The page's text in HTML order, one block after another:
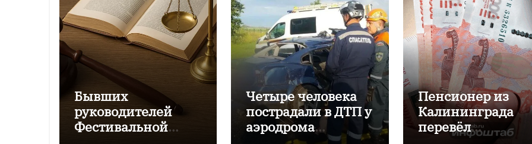
Бывших
руководителей
Фестивальной
Четыре человека
пострадали в ДТП у
аэродрома
Пенсионер из
Калининграда
перевёл